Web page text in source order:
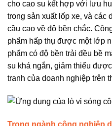
cho cao su kết hợp với lưu
trong sản xuất lốp xe, và các
cầu cao về độ bền chắc.
phẩm hấp thụ được một lớp
phẩm có độ bền trải đều bề
su khá ngắn, giảm thiểu
tranh của doanh nghiệp trên
Trong ngành công nghiệp